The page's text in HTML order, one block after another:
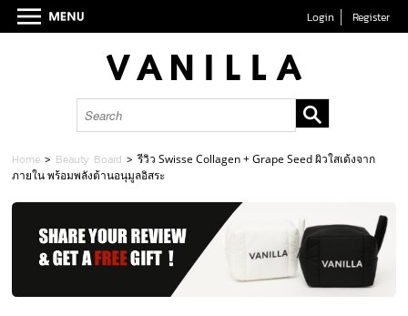
Login Register
Home > Beauty Board >รีวิว Swisse Collagen + Grape Seed ผิวใสเด้งจาก
ภายใน พร้อมพลังต้านอนุมูลอิสระ